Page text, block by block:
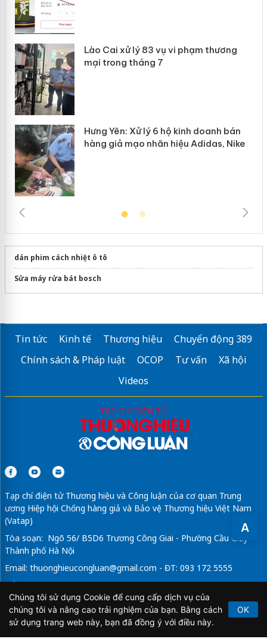
A
Lào Cai xử lý 83 vụ vi phạm thương
mại trong tháng 7
Hưng Yên: Xử lý 6 hộ kinh doanh bán
hàng giả mạo nhãn hiệu Adidas, Nike
dán phim cách nhiệt ô tô
Sửa máy rửa bát bosch
Tin tức Kinh tế Thương hiệu
Chuyển động 389
Chính sách & Pháp luật
OCOP Tư vấn
Xã hội
Videos
Tạp chí điện tử Thương hiệu và Công luận của cơ quan Trung
ương Hiệp hội Chống hàng giả và Bảo vệ Thương hiệu Việt Nam
(Vatap)
Tòa soạn: Ngõ 56/ B5D6 Trương Công Giai - Phường Cầu Giấy -
Thành phố Hà Nội
Email: thuonghieucongluan@gmail.com - ĐT: 093 172 5555
Tổng Biên Tập: Vũ Đức Thuận
Giấy phép hoạt động báo chí điện tử số 64/GP-BTTTT do Bộ
Thông tin và Truyền thông cấp ngày 21/2/2020.
Chúng tôi sử dụng Cookie để cung cấp dịch vụ của
chúng tôi và nâng cao trải nghiệm của bạn. Bằng cách
sử dụng trang web này, bạn đã đồng ý với điều này.
OK